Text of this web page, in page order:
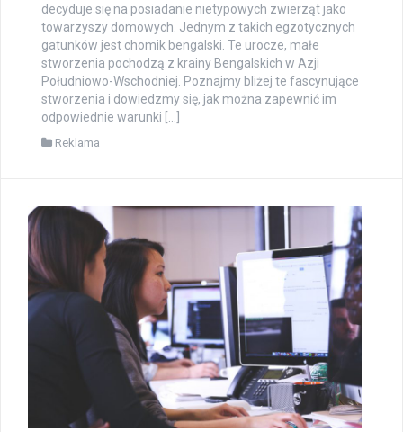
decyduje się na posiadanie nietypowych zwierząt jako
towarzyszy domowych. Jednym z takich egzotycznych
gatunków jest chomik bengalski. Te urocze, małe
stworzenia pochodzą z krainy Bengalskich w Azji
Południowo-Wschodniej. Poznajmy bliżej te fascynujące
stworzenia i dowiedzmy się, jak można zapewnić im
odpowiednie warunki […]
Reklama